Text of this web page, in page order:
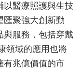
以醫療照護與生技
匯聚強大創新動
與服務，包括穿戴
領域的應用也將
有兆億價值的市